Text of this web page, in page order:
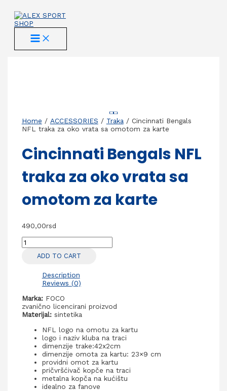
content
MAIN
MENU
Home / ACCESSORIES / Traka / Cincinnati Bengals
NFL traka za oko vrata sa omotom za karte
Cincinnati Bengals NFL
traka za oko vrata sa
omotom za karte
490,00rsd
Cincinnati
Bengals
sa
omotom
za
quantity
ADD TO CART
Description
Reviews (0)
Marka:FOCO
zvanično licencirani proizvod
Materijal:sintetika
NFL logo na omotu za kartu
logo i naziv kluba na traci
dimenzije trake:42x2cm
dimenzije omota za kartu: 23×9 cm
providni omot za kartu
pričvršćivač kopče na traci
metalna kopča na kućištu
idealno za fanove